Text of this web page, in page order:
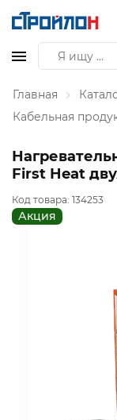
Главная
Кабельная
First Heat
Код товара: 134253
Акция